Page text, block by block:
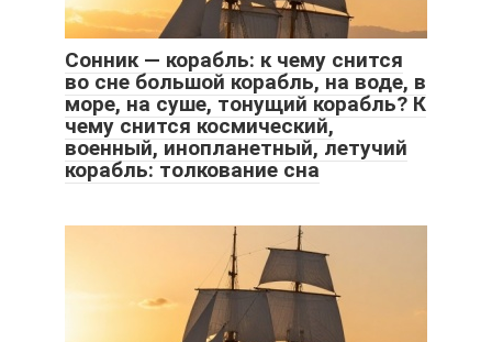
Сонник — корабль: к чему снится
во сне большой корабль, на воде, в
море, на суше, тонущий корабль? К
чему снится космический,
военный, инопланетный, летучий
корабль: толкование сна